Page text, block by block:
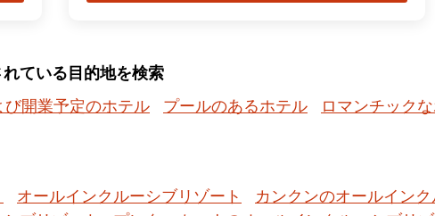
ている目的地を検索
び開業予定のホテル プールのあるホテル ロマンチック
オールインクルーシブリゾート カンクンのオールイン